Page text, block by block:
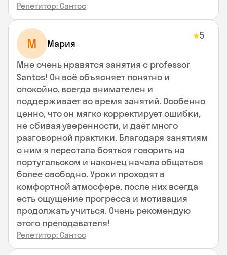
Репетитор: Сантос
М Мария
★5
Мне очень нравятся занятия с professor
Santos! Он всё объясняет понятно и
спокойно, всегда внимателен и
поддерживает во время занятий. Особенно
ценно, что он мягко корректирует ошибки,
не сбивая уверенности, и даёт много
разговорной практики. Благодаря занятиям
с ним я перестала бояться говорить на
португальском и наконец начала общаться
более свободно. Уроки проходят в
комфортной атмосфере, после них всегда
есть ощущение прогресса и мотивация
продолжать учиться. Очень рекомендую
этого преподавателя!
Репетитор: Сантос